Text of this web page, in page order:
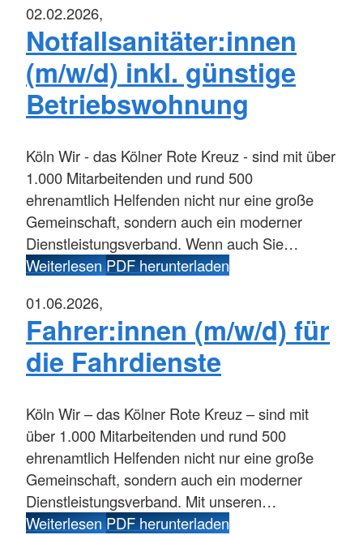
02.02.2026,
Notfallsanitäter:innen
(m/w/d) inkl. günstige
Betriebswohnung
Köln Wir - das Kölner Rote Kreuz - sind mit über
1.000 Mitarbeitenden und rund 500
ehrenamtlich Helfenden nicht nur eine große
Gemeinschaft, sondern auch ein moderner
Dienstleistungsverband. Wenn auch Sie…
WeiterlesenPDF herunterladen
01.06.2026,
Fahrer:innen (m/w/d) für
die Fahrdienste
Köln Wir – das Kölner Rote Kreuz – sind mit
über 1.000 Mitarbeitenden und rund 500
ehrenamtlich Helfenden nicht nur eine große
Gemeinschaft, sondern auch ein moderner
Dienstleistungsverband. Mit unseren…
WeiterlesenPDF herunterladen